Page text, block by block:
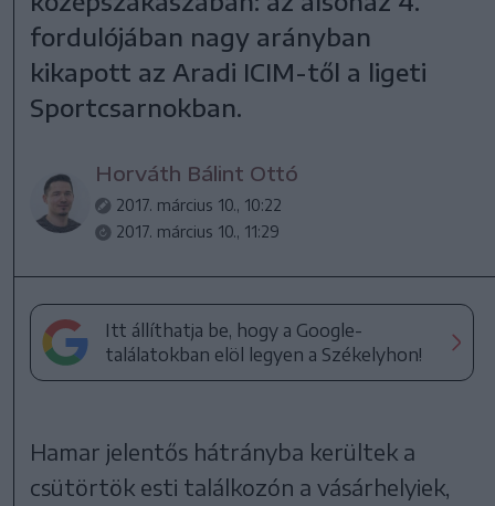
fordulójában nagy arányban
kikapott az Aradi ICIM-től a ligeti
Sportcsarnokban.
Horváth Bálint Ottó
2017. március 10., 10:22
2017. március 10., 11:29
Itt állíthatja be, hogy a Google-
találatokban elöl legyen a Székelyhon!
Hamar jelentős hátrányba kerültek a
csütörtök esti találkozón a vásárhelyiek,